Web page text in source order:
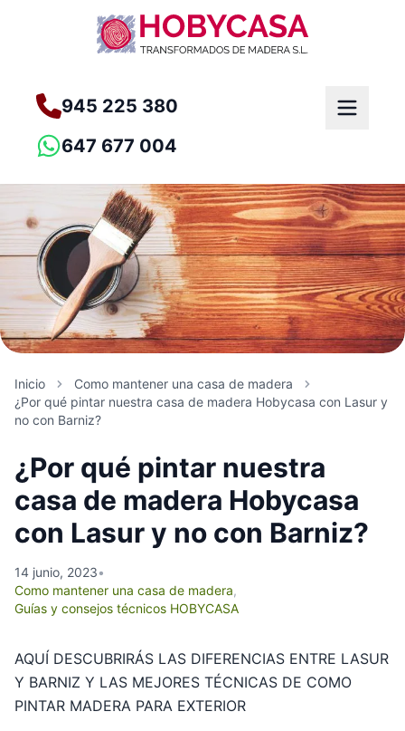
945 225 380
647 677 004
Inicio
Como mantener una casa de madera
¿Por qué pintar nuestra casa de madera Hobycasa con Lasur y
no con Barniz?
¿Por qué pintar nuestra
casa de madera Hobycasa
con Lasur y no con Barniz?
14 junio, 2023•
Como mantener una casa de madera,
Guías y consejos técnicos HOBYCASA
AQUÍ DESCUBRIRÁS LAS DIFERENCIAS ENTRE LASUR
Y BARNIZ Y LAS MEJORES TÉCNICAS DE COMO
PINTAR MADERA PARA EXTERIOR